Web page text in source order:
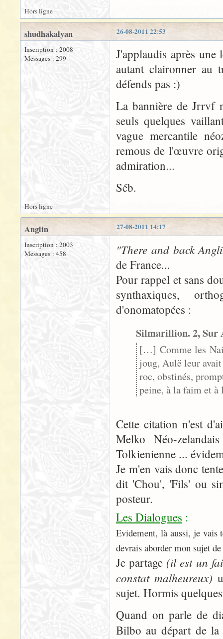
Hors ligne
26-08-2011 22:53
shudhakalyan
Inscription : 2008
Messages : 299
J'applaudis après
autant claironner au
défends pas :)
La bannière de Jrrvf
seuls quelques
vague mercantile
remous de l'œuvre
admiration...
Séb.
Hors ligne
27-08-2011 14:17
Anglin
Inscription : 2003
Messages : 458
"There and back
de France...
Pour rappel et sans
synthaxiques,
d'onomatopées :
Silmarillion. 2, Sur
[…] Comme les
joug, Aulë leur
roc, obstinés,
peine, à la faim et à
Cette citation n'est
Melko Néo-
Tolkienienne ...
Je m'en vais donc
dit 'Chou', 'Fils' ou
posteur.
Les Dialogues :
Evidement, là aussi, je vais
devrais aborder mon sujet
Je partage (il est un
constat malheureux)
sujet. Hormis
Quand on parle de
Bilbo au départ de